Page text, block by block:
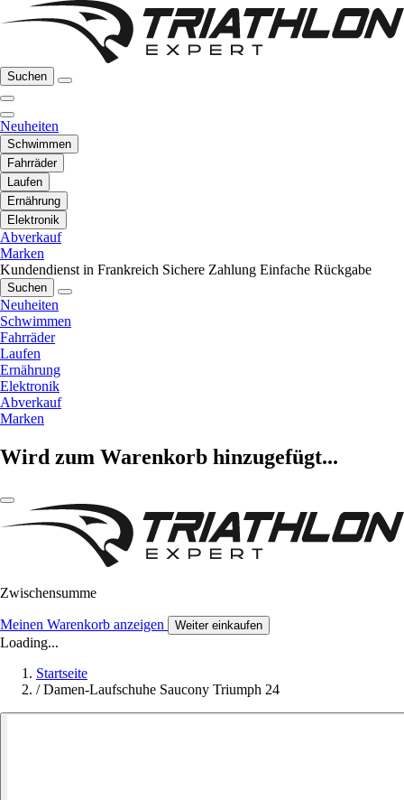
Suchen
Neuheiten
Schwimmen
Fahrräder
Laufen
Ernährung
Elektronik
Abverkauf
Marken
Kundendienst in Frankreich Sichere Zahlung Einfache Rückgabe
Suchen
Neuheiten
Schwimmen
Fahrräder
Laufen
Ernährung
Elektronik
Abverkauf
Marken
Wird zum Warenkorb hinzugefügt...
Zwischensumme
Meinen Warenkorb anzeigen Weiter einkaufen
Loading...
Startseite
/ Damen-Laufschuhe Saucony Triumph 24